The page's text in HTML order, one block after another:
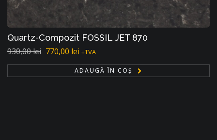
Quartz-Compozit FOSSIL JET 870
930,00lei 770,00 lei +TVA
ADAUGĂ ÎN COȘ